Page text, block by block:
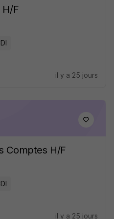
H/F
il y a 25 jours
Comptes H/F
il y a 25 jours